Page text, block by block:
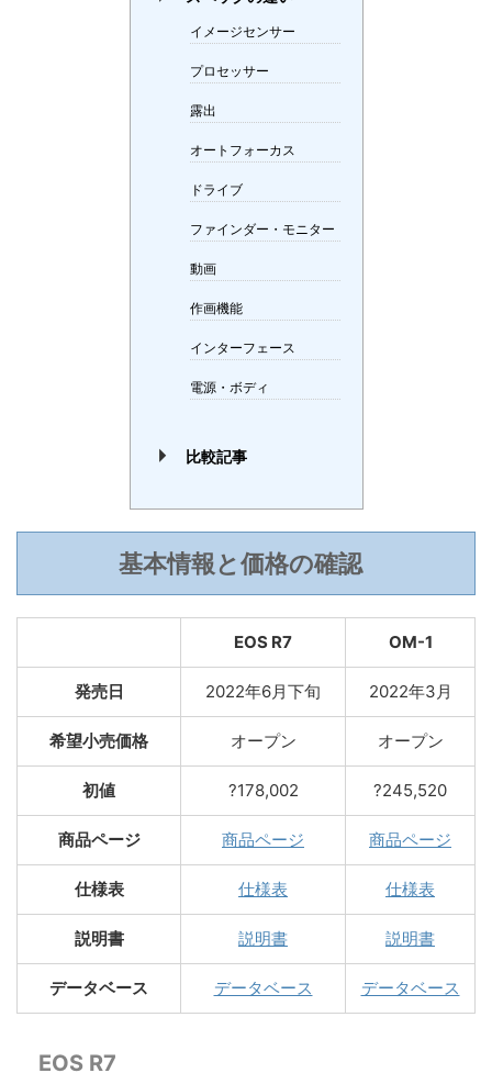
イメージセンサー
プロセッサー
露出
オートフォーカス
ドライブ
ファインダー・モニター
動画
作画機能
インターフェース
電源・ボディ
比較記事
基本情報と価格の確認
EOS R7 OM-1
発売日 2022年6月下旬 2022年3月
希望小売価格 オープン オープン
初値 ?178,002 ?245,520
商品ページ 商品ページ 商品ページ
仕様表 仕様表 仕様表
説明書 説明書 説明書
データベース データベース データベース
EOS R7